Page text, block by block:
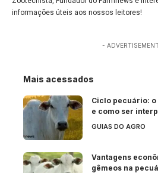
informações úteis aos nossos leitores!
-
Mais acessados
Ciclo pecuário:
e como ser
GUIAS DO AGRO
Vantagens
gêmeos na